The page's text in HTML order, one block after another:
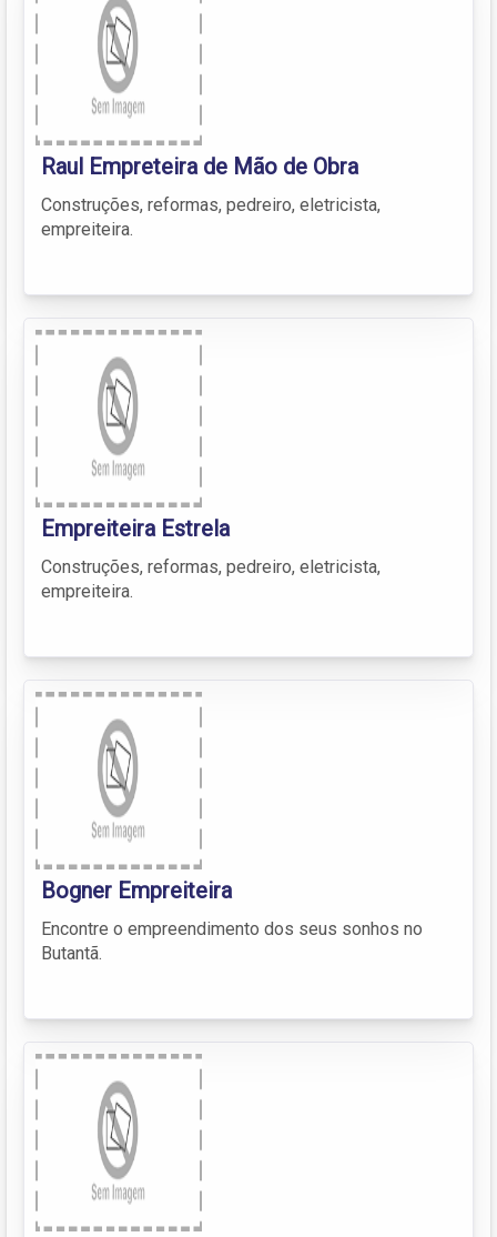
Raul Empreteira de Mão de Obra
Construções, reformas, pedreiro, eletricista,
empreiteira.
Empreiteira Estrela
Construções, reformas, pedreiro, eletricista,
empreiteira.
Bogner Empreiteira
Encontre o empreendimento dos seus sonhos no
Butantã.